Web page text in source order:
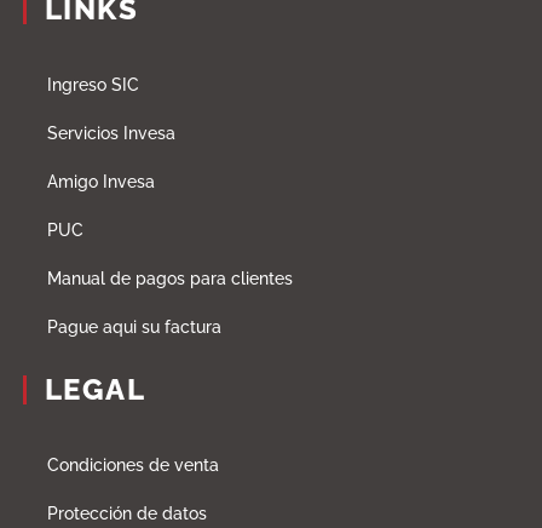
LINKS
Ingreso SIC
Servicios Invesa
Amigo Invesa
PUC
Manual de pagos para clientes
Pague aqui su factura
LEGAL
Condiciones de venta
Protección de datos